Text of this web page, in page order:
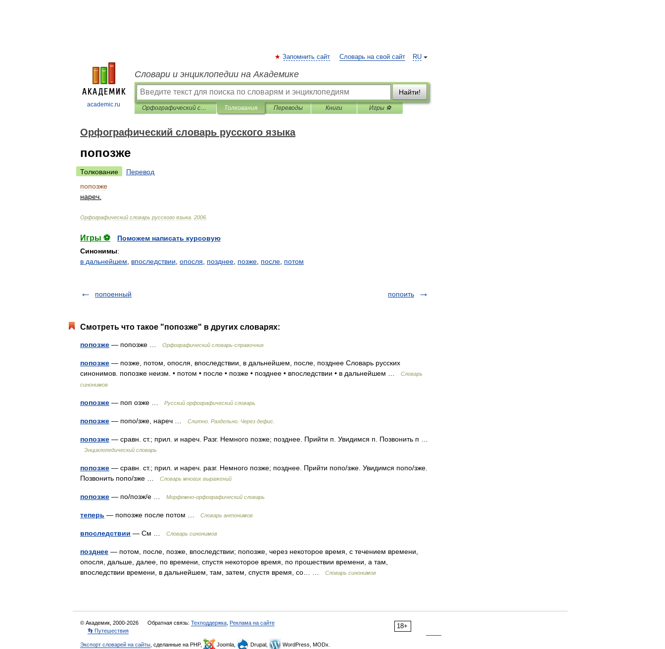
academic.ru
RU
Запомнить сайт Словарь на свой сайт
Словари и энциклопедии на Академике
Найти!
Орфографический словарь русского языка Толкования Переводы Книги Игры ⚽
Орфографический словарь русского языка
попозже
Толкование
Перевод
попозже
нареч
Орфографический словарь русского языка 2006
Игры ⚽
Поможем написать курсовую
Синонимы:
в дальнейшем
впоследствии опосля позднее позже после потом
попоенный попоить
Смотреть что такое "попозже" в других словарях:
попозже — попозже … Орфографический словарь-справочник
попозже — позже, потом, опосля, впоследствии, в дальнейшем, после, позднее Словарь русских
синонимов. попозже неизм. • потом • после • позже • позднее • впоследствии • в дальнейшем …
Словарь
синонимов
попозже — поп озже … Русский орфографический словарь
попозже — попо/зже, нареч … Слитно. Раздельно. Через дефис.
попозже — сравн. ст.; прил. и нареч. Разг. Немного позже; позднее. Прийти п. Увидимся п. Позвонить п …
Энциклопедический словарь
попозже — сравн. ст.; прил. и нареч. разг. Немного позже; позднее. Прийти попо/зже. Увидимся попо/зже.
Позвонить попо/зже …
Словарь многих выражений
попозже — по/позж/е … Морфемно-орфографический словарь
теперь — попозже после потом … Словарь антонимов
впоследствии — См … Словарь синонимов
позднее — потом, после, позже, впоследствии; попозже, через некоторое время, с течением времени,
опосля, дальше, далее, по времени, спустя некоторое время, по прошествии времени, а там,
впоследствии времени, в дальнейшем, там, затем, спустя время, со… …
Словарь синонимов
18+
© Академик, 2000-2026 Обратная связь: Техподдержка Реклама на сайте
👣 Путешествия
Экспорт словарей на сайты , сделанные на PHP, Joomla, Drupal, WordPress, MODx.